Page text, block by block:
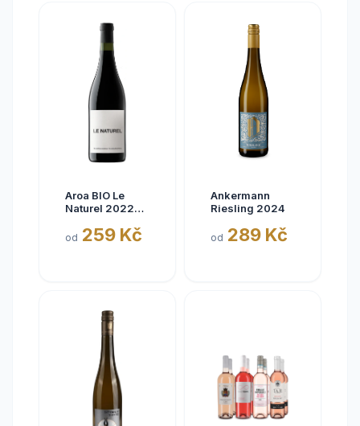
Aroa BIO Le
Naturel 2022
Navarra, bez
od 259 Kč
Ankermann
Riesling 2024
od 289 Kč